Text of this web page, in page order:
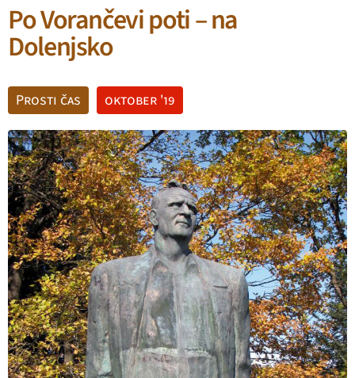
Po Vorančevi poti – na
Dolenjsko
Prosti čas oktober '19